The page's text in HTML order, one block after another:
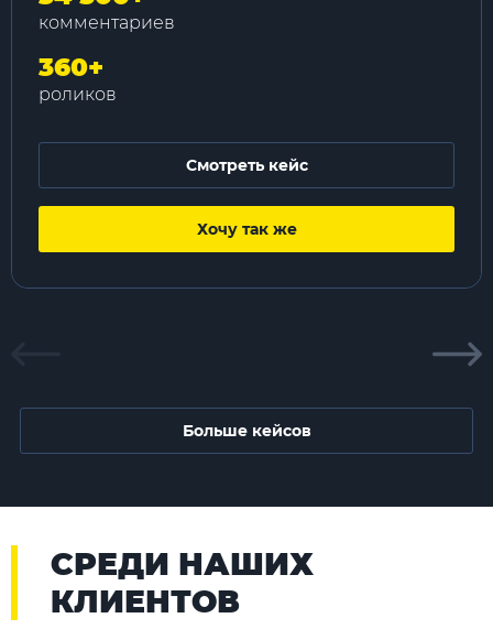
комментариев
360+
роликов
Смотреть кейс
Хочу так же
Больше кейсов
СРЕДИ НАШИХ
КЛИЕНТОВ